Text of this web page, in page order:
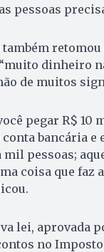
pessoas
também
dinheiro
de muitos
pegar R$
conta bancária e
mil pessoas;
coisa que faz
lei, aprovada
no